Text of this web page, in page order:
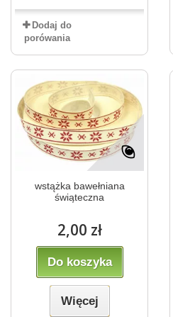
Dodaj do
porówania
wstążka bawełniana
świąteczna
2,00 zł
Do koszyka
Więcej